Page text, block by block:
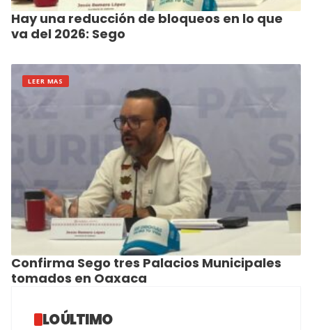
Hay una reducción de bloqueos en lo que
va del 2026: Sego
LEER MAS
Confirma Sego tres Palacios Municipales
tomados en Oaxaca
LO ÚLTIMO